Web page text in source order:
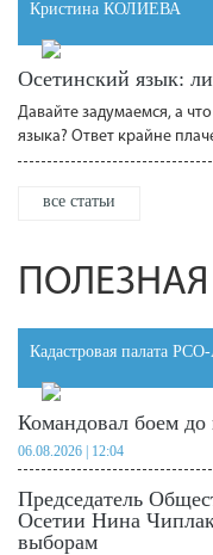
Кристина КОЛИЕВА
Осетинский язык:
Давайте задумаемся, а
языка? Ответ крайне
все статьи
Кадастровая палата
Командовал боем до
06.08.2026 | 12:04
Председатель
Осетии Нина
выборам